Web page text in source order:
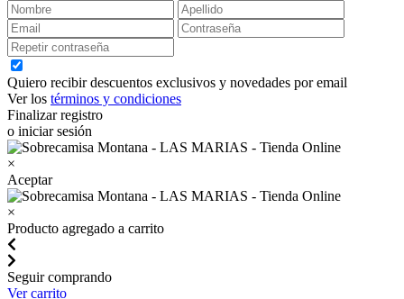
Quiero recibir descuentos exclusivos y novedades por email
Ver los términos y condiciones
Finalizar registro
o iniciar sesión
×
Aceptar
×
Producto agregado a carrito
Seguir comprando
Ver carrito